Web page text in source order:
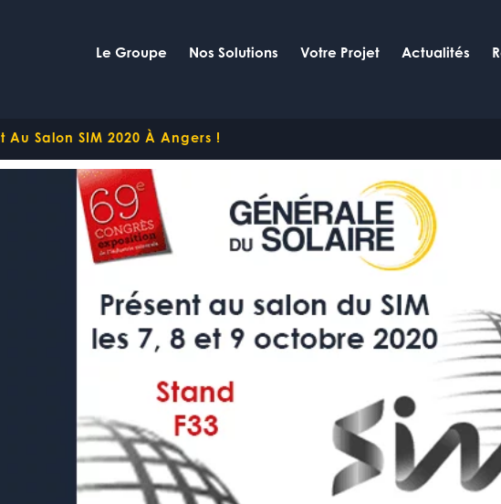
Le Groupe Nos Solutions Votre Projet Actualités
Au Salon SIM 2020 À Angers !